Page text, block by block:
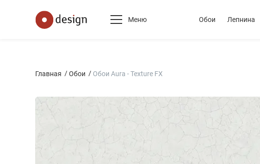
Меню Обои Лепнина
Главная Обои Обои Aura - Texture FX